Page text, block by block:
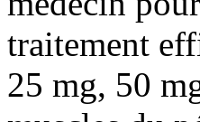
traitement
25 mg, 50